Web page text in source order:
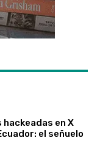
hackeadas en X
el señuelo